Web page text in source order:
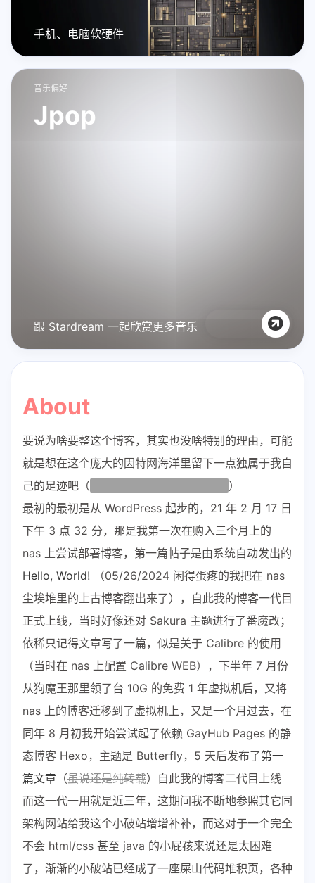
手机、电脑软硬件
音乐偏好
Jpop
跟 Stardream 一起欣赏更多音乐
About
要说为啥要整这个博客，其实也没啥特别的理由，可能
就是想在这个庞大的因特网海洋里留下一点独属于我自
己的足迹吧（
）
最初的最初是从 WordPress 起步的，21 年 2 月 17 日
下午 3 点 32 分，那是我第一次在购入三个月上的
nas 上尝试部署博客，第一篇帖子是由系统自动发出的
Hello, World!
（05/26/2024 闲得蛋疼的我把在 nas
尘埃堆里的上古博客翻出来了），自此我的博客一代目
正式上线，当时好像还对 Sakura 主题进行了番魔改；
依稀只记得文章写了一篇，似是关于 Calibre 的使用
（当时在 nas 上配置 Calibre WEB），下半年 7 月份
从狗魔王那里领了台 10G 的免费 1 年虚拟机后，又将
nas 上的博客迁移到了虚拟机上，又是一个月过去，在
同年 8 月初我开始尝试起了依赖 GayHub Pages 的静
态博客 Hexo，主题是 Butterfly，5 天后发布了第一
篇文章 （虽说还是纯转载）自此我的博客二代目上线
而这一代一用就是近三年，这期间我不断地参照其它同
架构网站给我这个小破站增增补补，而这对于一个完全
不会 html/css 甚至 java 的小屁孩来说还是太困难
了，渐渐的小破站已经成了一座屎山代码堆积页，各种